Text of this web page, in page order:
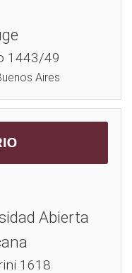
1443/49
Aires
Abierta
1618